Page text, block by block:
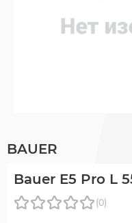
BAUER
Bauer E5 Pro L
(0)